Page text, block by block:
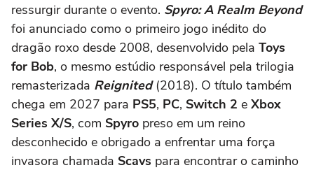
ressurgir durante o evento. Spyro: A Realm Beyond
foi anunciado como o primeiro jogo inédito do
dragão roxo desde 2008, desenvolvido pela Toys
for Bob, o mesmo estúdio responsável pela trilogia
remasterizada Reignited(2018). O título também
chega em 2027 para PS5, PC, Switch 2 e Xbox
Series X/S, com Spyro preso em um reino
desconhecido e obrigado a enfrentar uma força
invasora chamada Scavs para encontrar o caminho